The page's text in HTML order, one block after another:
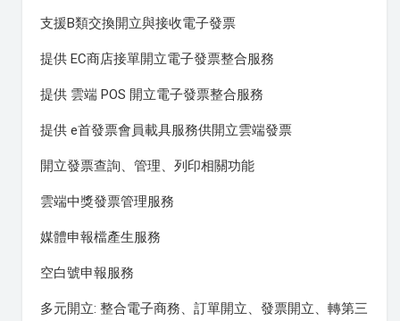
支援B類交換開立與接收電子發票
提供 EC商店接單開立電子發票整合服務
提供 雲端 POS 開立電子發票整合服務
提供 e首發票會員載具服務供開立雲端發票
開立發票查詢、管理、列印相關功能
雲端中獎發票管理服務
媒體申報檔產生服務
空白號申報服務
多元開立: 整合電子商務、訂單開立、發票開立、轉第三